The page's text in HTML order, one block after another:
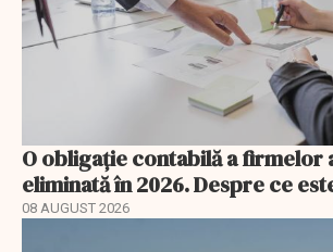
O obligație contabilă a firmelor
eliminată în 2026. Despre ce
08 AUGUST 2026